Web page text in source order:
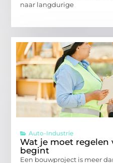
naar langdurige
Auto-Industrie
Wat je moet
begint
Een bouwproject is meer